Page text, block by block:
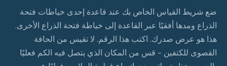
ضع شريط القياس الخاص بك عند قاعدة إحدى خياطات فتحة
الذراع ومدها أفقيًا عبر القاعدة إلى خياطة فتحة الذراع الأخرى.
هذا هو عرض صدرك. اكتب هذا الرقم. لا تقيس من الحافة
القصوى للكتفين - قس من المكان الذي يتصل فيه الكم فعليًا